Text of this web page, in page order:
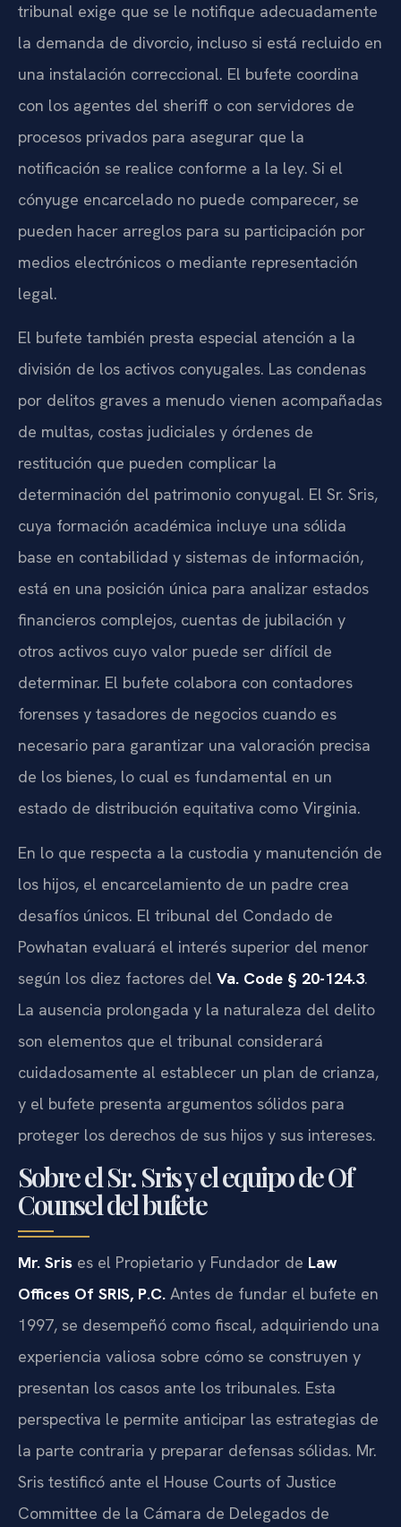
tribunal exige que se le notifique adecuadamente
la demanda de divorcio, incluso si está recluido en
una instalación correccional. El bufete coordina
con los agentes del sheriff o con servidores de
procesos privados para asegurar que la
notificación se realice conforme a la ley. Si el
cónyuge encarcelado no puede comparecer, se
pueden hacer arreglos para su participación por
medios electrónicos o mediante representación
legal.
El bufete también presta especial atención a la
división de los activos conyugales. Las condenas
por delitos graves a menudo vienen acompañadas
de multas, costas judiciales y órdenes de
restitución que pueden complicar la
determinación del patrimonio conyugal. El Sr. Sris,
cuya formación académica incluye una sólida
base en contabilidad y sistemas de información,
está en una posición única para analizar estados
financieros complejos, cuentas de jubilación y
otros activos cuyo valor puede ser difícil de
determinar. El bufete colabora con contadores
forenses y tasadores de negocios cuando es
necesario para garantizar una valoración precisa
de los bienes, lo cual es fundamental en un
estado de distribución equitativa como Virginia.
En lo que respecta a la custodia y manutención de
los hijos, el encarcelamiento de un padre crea
desafíos únicos. El tribunal del Condado de
Powhatan evaluará el interés superior del menor
según los diez factores del Va. Code § 20-124.3.
La ausencia prolongada y la naturaleza del delito
son elementos que el tribunal considerará
cuidadosamente al establecer un plan de crianza,
y el bufete presenta argumentos sólidos para
proteger los derechos de sus hijos y sus intereses.
Sobre el Sr. Sris y el equipo de Of
Counsel del bufete
Mr. Sris es el Propietario y Fundador de Law
Offices Of SRIS, P.C. Antes de fundar el bufete en
1997, se desempeñó como fiscal, adquiriendo una
experiencia valiosa sobre cómo se construyen y
presentan los casos ante los tribunales. Esta
perspectiva le permite anticipar las estrategias de
la parte contraria y preparar defensas sólidas. Mr.
Sris testificó ante el House Courts of Justice
Committee de la Cámara de Delegados de